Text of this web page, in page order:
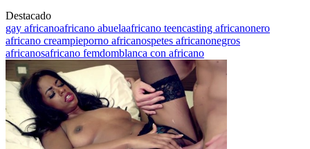
Destacado
gay africanoafricano abuelaafricano teencasting africanonero
africano creampieporno africanospetes africanonegros
africanosafricano femdomblanca con africano